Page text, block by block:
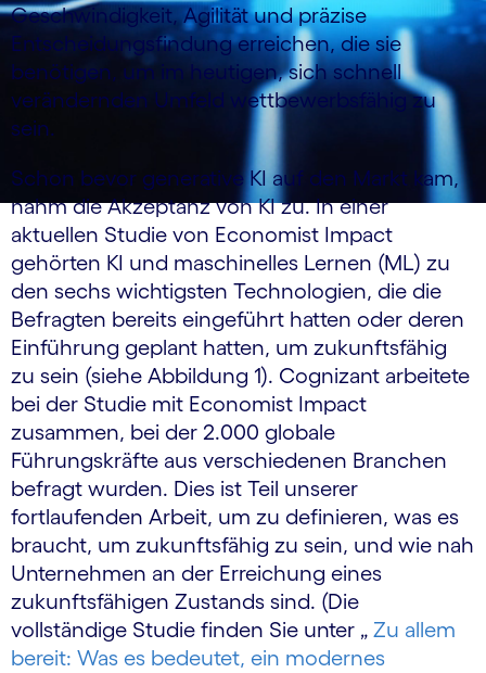
Geschwindigkeit, Agilität und präzise
Entscheidungsfindung erreichen, die sie
benötigen, um im heutigen, sich schnell
verändernden Umfeld wettbewerbsfähig zu
sein.
Schon bevor generative KI auf den Markt kam,
nahm die Akzeptanz von KI zu. In einer
aktuellen Studie von Economist Impact
gehörten KI und maschinelles Lernen (ML) zu
den sechs wichtigsten Technologien, die die
Befragten bereits eingeführt hatten oder deren
Einführung geplant hatten, um zukunftsfähig
zu sein (siehe Abbildung 1). Cognizant arbeitete
bei der Studie mit Economist Impact
zusammen, bei der 2.000 globale
Führungskräfte aus verschiedenen Branchen
befragt wurden. Dies ist Teil unserer
fortlaufenden Arbeit, um zu definieren, was es
braucht, um zukunftsfähig zu sein, und wie nah
Unternehmen an der Erreichung eines
zukunftsfähigen Zustands sind. (Die
vollständige Studie finden Sie unter „ Zu allem
bereit: Was es bedeutet, ein modernes